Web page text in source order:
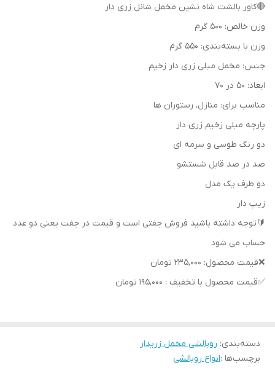
🔴کاور بالشت شاه نشین مخمل شانل زری دار
وزن خالص: 500 گرم
وزن با بسته‌بندی: 550 گرم
جنس: مخمل مبلی زری دار زخیم
ابعاد: 50 در 70
مناسب برای: منازل، رستوران ها
پارچه مبلی زخیم زری دار
دو رنگ طوسی و سرمه ای
صد در صد قابل شستشو
دو طرف یک مدل
زیپ دار
🔰توجه داشته باشید فروش جفتی است و قیمت در جفت یعنی دو عدد
حساب می شود
❌قیمت محصول: 235,000 تومان
✅قیمت محصول با تخفیف : 195,000 تومان
دسته‌بندی: روبالشی مخمل زریدار
برچسب‌ها :انواع روبالشی